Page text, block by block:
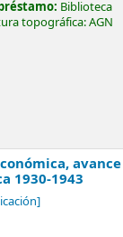
Biblioteca
topográfica:AGN
avance
1930-1943